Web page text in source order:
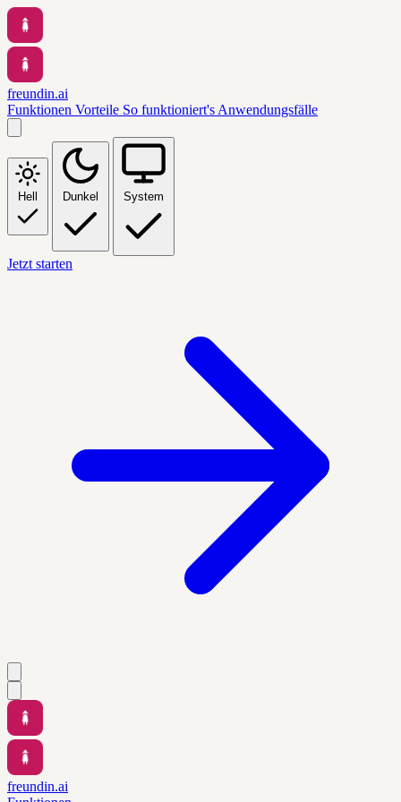
freundin.ai
Funktionen Vorteile So funktioniert's Anwendungsfälle
Hell Dunkel System
Jetzt starten
freundin.ai